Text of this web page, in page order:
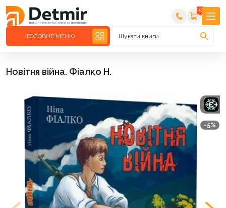
0
ГОЛОВНЕ МЕНЮ Шукати книги
Новітня війна. Фіалко Н.
-5%